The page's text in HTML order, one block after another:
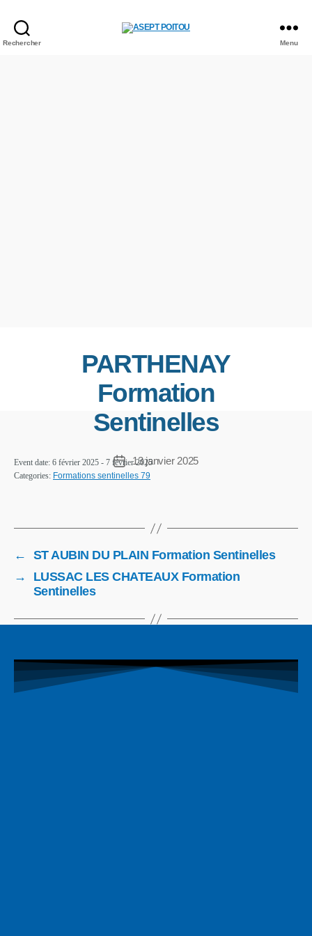
Rechercher Menu
PARTHENAY
Formation
Sentinelles
13 janvier 2025
Event date: 6 février 2025 - 7 février 2025
Categories: Formations sentinelles 79
←
ST AUBIN DU PLAIN Formation Sentinelles
→
LUSSAC LES CHATEAUX Formation
Sentinelles